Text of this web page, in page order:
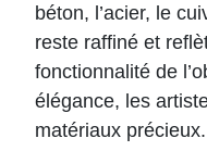
béton, l’acier, le
reste raffiné et
fonctionnalité de
élégance, les
matériaux précieux.